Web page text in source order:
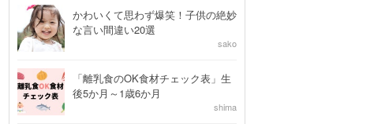
かわいくて思わず爆笑！子供の絶妙
な言い間違い20選
sako
「離乳食のOK食材チェック表」生
後5か月～1歳6か月
shima